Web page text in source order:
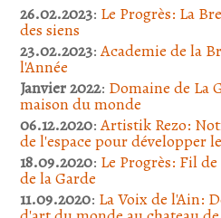
26.02.2023: Le Progrès: La
des siens
23.02.2023:Academie de la
l'Année
Janvier 2022: Domaine de La
maison du monde
06.12.2020:Artistik Rezo:
de l'espace pour développer
18.09.2020: Le Progrès: Fil
de la Garde
11.09.2020: La Voix de l'Ain: